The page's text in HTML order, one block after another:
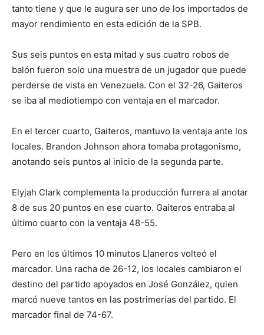
tanto tiene y que le augura ser uno de los importados de
mayor rendimiento en esta edición de la SPB.
Sus seis puntos en esta mitad y sus cuatro robos de
balón fueron solo una muestra de un jugador que puede
perderse de vista en Venezuela. Con el 32-26, Gaiteros
se iba al mediotiempo con ventaja en el marcador.
En el tercer cuarto, Gaiteros, mantuvo la ventaja ante los
locales. Brandon Johnson ahora tomaba protagonismo,
anotando seis puntos al inicio de la segunda parte.
Elyjah Clark complementa la producción furrera al anotar
8 de sus 20 puntos en ese cuarto. Gaiteros entraba al
último cuarto con la ventaja 48-55.
Pero en los últimos 10 minutos Llaneros volteó el
marcador. Una racha de 26-12, los locales cambiaron el
destino del partido apoyados en José González, quien
marcó nueve tantos en las postrimerías del partido. El
marcador final de 74-67.